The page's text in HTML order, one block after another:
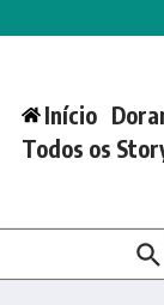
Início
Todos os